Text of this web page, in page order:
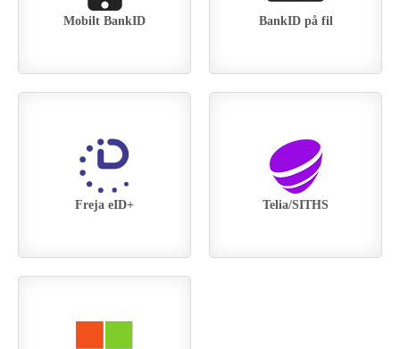
Mobilt BankID BankID på fil
Telia/SITHS
Freja eID+